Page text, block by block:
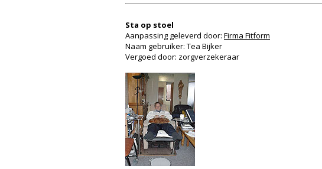
Sta op stoel
Aanpassing geleverd door: Firma Fitform
Naam gebruiker: Tea Bijker
Vergoed door: zorgverzekeraar